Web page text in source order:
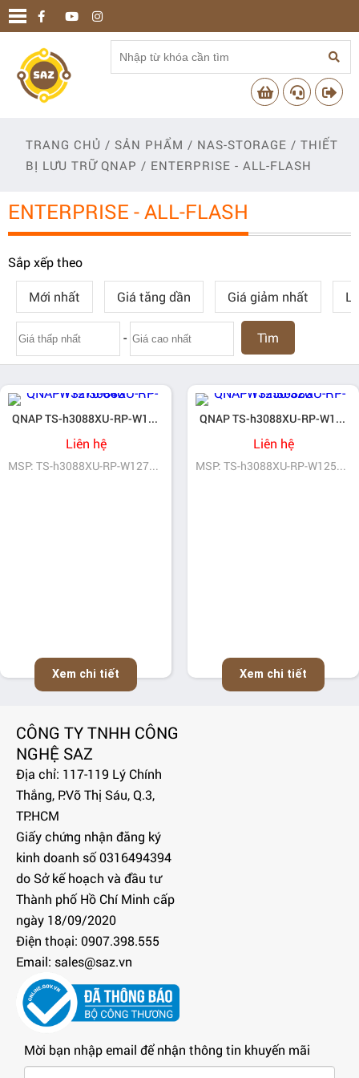
TRANG CHỦ / SẢN PHẨM / NAS-STORAGE / THIẾT
BỊ LƯU TRỮ QNAP / ENTERPRISE - ALL-FLASH
ENTERPRISE - ALL-FLASH
Sắp xếp theo
Mới nhất Giá tăng dần Giá giảm nhất
- Tìm
QNAP TS-h3088XU-RP-W1270-64G
Liên hệ
MSP: TS-h3088XU-RP-W1270-64G
Xem chi tiết
QNAP TS-h3088XU-RP-W1250-32G
Liên hệ
MSP: TS-h3088XU-RP-W1250-32G
Xem chi tiết
CÔNG TY TNHH CÔNG
NGHỆ SAZ
Địa chỉ: 117-119 Lý Chính
Thắng, P.Võ Thị Sáu, Q.3,
TP.HCM
Giấy chứng nhận đăng ký
kinh doanh số 0316494394
do Sở kế hoạch và đầu tư
Thành phố Hồ Chí Minh cấp
ngày 18/09/2020
Điện thoại: 0907.398.555
Email: sales@saz.vn
Mời bạn nhập email để nhận thông tin khuyến mãi